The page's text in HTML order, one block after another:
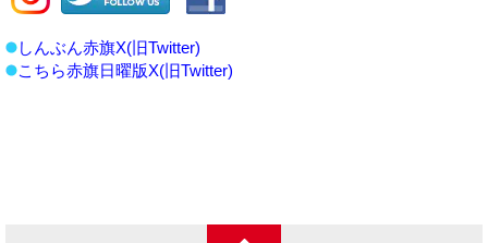
しんぶん赤旗X(旧Twitter)
こちら赤旗日曜版X(旧Twitter)